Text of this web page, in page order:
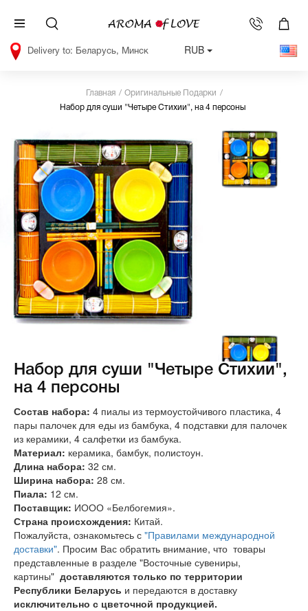
Беларусь, Минск RUB
Главная
Оригинальные Подарки
Набор для суши "Четыре Стихии", на 4 персоны
Набор для суши "Четыре Стихии",
на 4 персоны
Состав набора: 4 пиалы из термоустойчивого пластика, 4
пары палочек для еды из бамбука, 4 подставки для палочек
из керамики, 4 салфетки из бамбука.
Материал: керамика, бамбук, полистоун.
Длина набора: 32 см.
Ширина набора: 28 см.
Пиала: 12 см.
Поставщик: ИООО «Белбогемия».
Страна происхождения: Китай.
Пожалуйста, ознакомьтесь с "Правилами международной
доставки". Просим Вас обратить внимание, что товары
представленные в разделе "Восточные сувениры,
картины" доставляются только по территории
Республики Беларусь и передаются в доставку
исключительно с цветочной продукцией.